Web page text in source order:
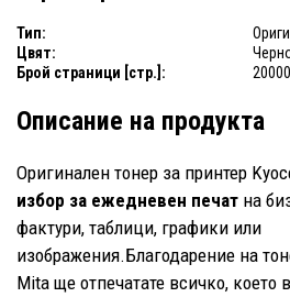
Тип:
Цвят:
Брой страници [стр.]:
20000
Описание на продукта
Оригинален тонер за принтер
избор за ежедневен печат на
фактури, таблици, графики или
изображения.Благодарение на
Mita ще отпечатате всичко, което